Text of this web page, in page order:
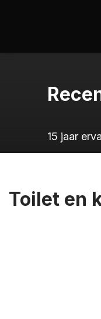
15 jaar
Toilet en